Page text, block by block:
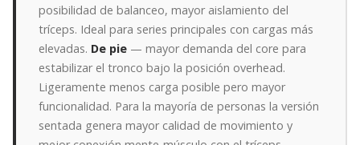
posibilidad de balanceo, mayor aislamiento del
tríceps. Ideal para series principales con cargas más
elevadas. De pie — mayor demanda del core para
estabilizar el tronco bajo la posición overhead.
Ligeramente menos carga posible pero mayor
funcionalidad. Para la mayoría de personas la versión
sentada genera mayor calidad de movimiento y